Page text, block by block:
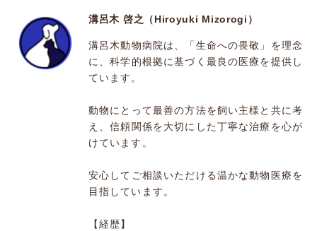
溝呂木 啓之（Hiroyuki Mizorogi）
溝呂木動物病院は、「生命への畏敬」を理念
に、科学的根拠に基づく最良の医療を提供し
ています。
動物にとって最善の方法を飼い主様と共に考
え、信頼関係を大切にした丁寧な治療を心が
けています。
安心してご相談いただける温かな動物医療を
目指しています。
【経歴】